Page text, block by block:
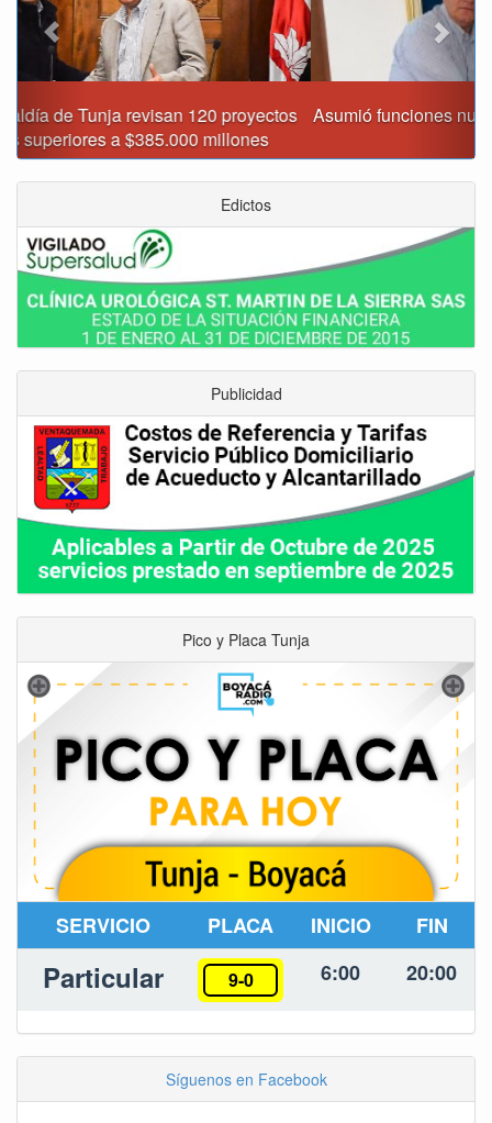
Asumió funciones nuevo secretario de Medio Ambiente de
Tunja
Edictos
Publicidad
Pico y Placa Tunja
SERVICIO PLACA INICIO FIN
Particular 9-0 6:00 20:00
Síguenos en Facebook